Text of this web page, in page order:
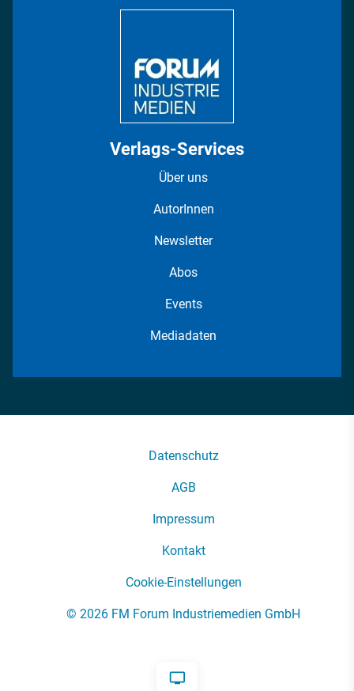
Verlags-Services
Über uns
AutorInnen
Newsletter
Abos
Events
Mediadaten
Datenschutz
AGB
Impressum
Kontakt
Cookie-Einstellungen
© 2026 FM Forum Industriemedien GmbH